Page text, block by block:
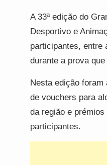
A 33ª edição do
Desportivo e
participantes, entre
durante a prova
Nesta edição
de vouchers para
da região e
participantes.